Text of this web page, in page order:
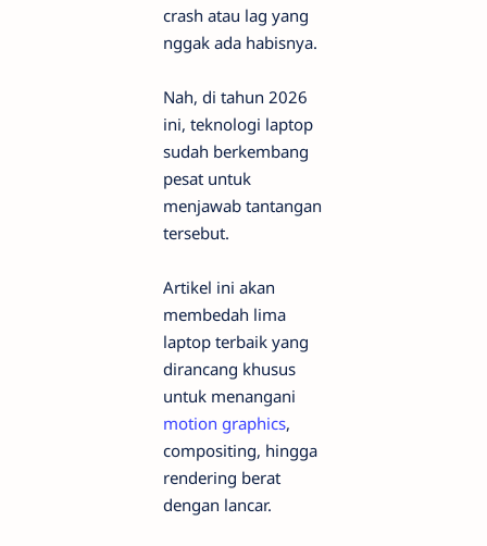
crash atau lag yang
nggak ada habisnya.
Nah, di tahun 2026
ini, teknologi laptop
sudah berkembang
pesat untuk
menjawab tantangan
tersebut.
Artikel ini akan
membedah lima
laptop terbaik yang
dirancang khusus
untuk menangani
motion graphics,
compositing, hingga
rendering berat
dengan lancar.